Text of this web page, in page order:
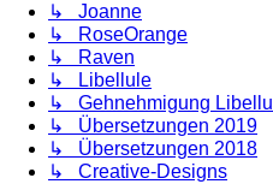
↳ Joanne
↳ RoseOrange
↳ Raven
↳ Libellule
↳ Gehnehmigung
↳ Übersetzungen 2019
↳ Übersetzungen 2018
↳ Creative-Designs